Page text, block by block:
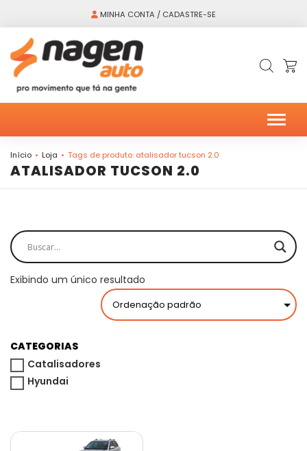
MINHA CONTA / CADASTRE-SE
Início Loja Tags de produto: atalisador tucson 2.0
ATALISADOR TUCSON 2.0
Exibindo um único resultado
CATEGORIAS
Catalisadores
Hyundai